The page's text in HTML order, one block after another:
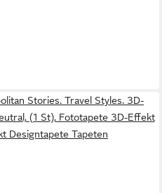
Stories. Travel Styles. 3D-
(1 St), Fototapete 3D-Effekt
Designtapete Tapeten